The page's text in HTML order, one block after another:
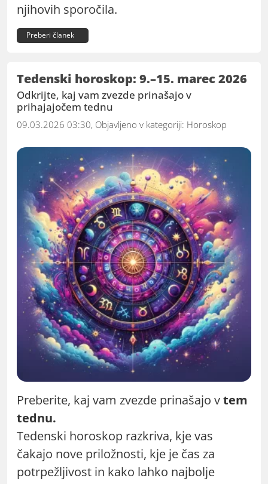
njihovih sporočila.
Preberi članek
Tedenski horoskop: 9.–15. marec 2026
Odkrijte, kaj vam zvezde prinašajo v
prihajajočem tednu
09.03.2026 03:30, Objavljeno v kategoriji: Horoskop
Preberite, kaj vam zvezde prinašajo vtem
tednu.
Tedenski horoskop razkriva, kje vas
čakajo nove priložnosti, kje je čas za
potrpežljivost in kako lahko najbolje